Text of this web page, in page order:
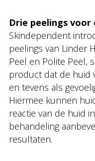
Drie peelings
Skindependent
peelings van Linder
Peel en Polite Peel,
product dat de huid
en tevens als
Hiermee kunnen
reactie van de huid
behandeling
resultaten.